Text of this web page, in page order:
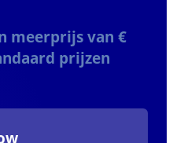
meerprijs van €
prijzen